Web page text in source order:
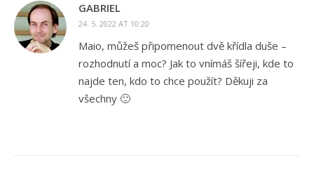
GABRIEL
24. 5. 2022 AT 10:20
Maio, můžeš připomenout dvě křídla duše –
rozhodnutí a moc? Jak to vnímáš šířeji, kde to
najde ten, kdo to chce použít? Děkuji za
všechny 🙂